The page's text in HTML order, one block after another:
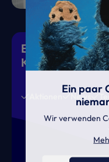
Eiskalte Deals
Klima
News
Ein paar
Wir verwenden